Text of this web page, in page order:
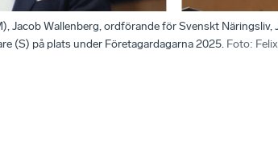
Jacob Wallenberg, ordförande för Svenskt Näringsliv,
(S) på plats under Företagardagarna 2025. Foto: